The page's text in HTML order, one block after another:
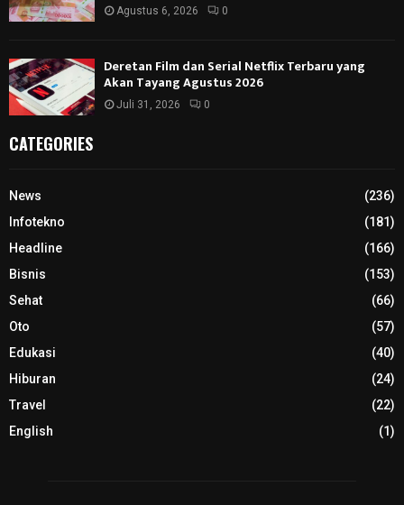
Agustus 6, 2026 0
Deretan Film dan Serial Netflix Terbaru yang
Akan Tayang Agustus 2026
Juli 31, 2026 0
CATEGORIES
News
(236)
Infotekno
(181)
Headline
(166)
Bisnis
(153)
Sehat
(66)
Oto
(57)
Edukasi
(40)
Hiburan
(24)
Travel
(22)
English
(1)